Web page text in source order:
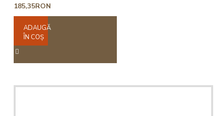
185,35RON
ADAUGĂ
ÎN COŞ